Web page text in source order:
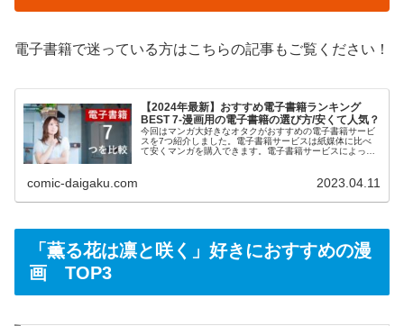
電子書籍で迷っている方はこちらの記事もご覧ください！
【2024年最新】おすすめ電子書籍ランキング
BEST 7-漫画用の電子書籍の選び方/安くて人気？
今回はマンガ大好きなオタクがおすすめの電子書籍サービ
スを7つ紹介しました。電子書籍サービスは紙媒体に比べ
て安くマンガを購入できます。電子書籍サービスによって
子書籍を知りたい方は是非こちらをご覧ください！
comic-daigaku.com 2023.04.11
「薫る花は凛と咲く」好きにおすすめの漫
画 TOP3